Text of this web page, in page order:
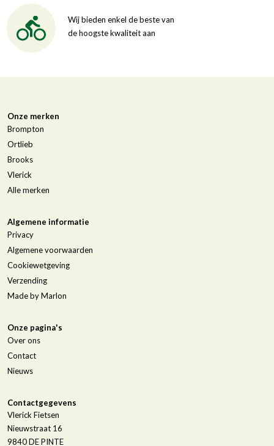
Wij bieden enkel de beste van
de hoogste kwaliteit aan
Onze merken
Brompton
Ortlieb
Brooks
Vlerick
Alle merken
Algemene informatie
Privacy
Algemene voorwaarden
Cookiewetgeving
Verzending
Made by Marlon
Onze pagina's
Over ons
Contact
Nieuws
Contactgegevens
Vlerick Fietsen
Nieuwstraat 16
9840DE PINTE